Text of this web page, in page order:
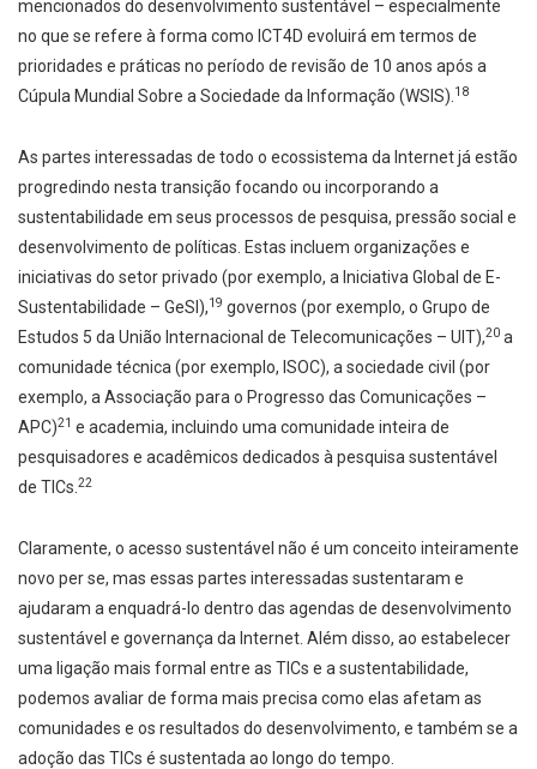
mencionados do desenvolvimento sustentável – especialmente
no que se refere à forma como ICT4D evoluirá em termos de
prioridades e práticas no período de revisão de 10 anos após a
Cúpula Mundial Sobre a Sociedade da Informação (WSIS).18
As partes interessadas de todo o ecossistema da Internet já estão
progredindo nesta transição focando ou incorporando a
sustentabilidade em seus processos de pesquisa, pressão social e
desenvolvimento de políticas. Estas incluem organizações e
iniciativas do setor privado (por exemplo, a Iniciativa Global de E-
Sustentabilidade – GeSI),19 governos (por exemplo, o Grupo de
Estudos 5 da União Internacional de Telecomunicações – UIT),20 a
comunidade técnica (por exemplo, ISOC), a sociedade civil (por
exemplo, a Associação para o Progresso das Comunicações –
APC)21 e academia, incluindo uma comunidade inteira de
pesquisadores e acadêmicos dedicados à pesquisa sustentável
de TICs. 22
Claramente, o acesso sustentável não é um conceito inteiramente
novo per se, mas essas partes interessadas sustentaram e
ajudaram a enquadrá-lo dentro das agendas de desenvolvimento
sustentável e governança da Internet. Além disso, ao estabelecer
uma ligação mais formal entre as TICs e a sustentabilidade,
podemos avaliar de forma mais precisa como elas afetam as
comunidades e os resultados do desenvolvimento, e também se a
adoção das TICs é sustentada ao longo do tempo.